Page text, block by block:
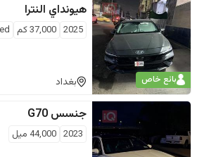
بائع خاص
هيونداي النترا
2025
37,000كم
بغداد
جنسس G70
2023
44,000 ميل